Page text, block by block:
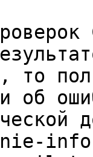
то
об